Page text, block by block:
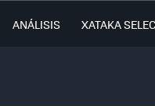
ANÁLISIS XATAKA